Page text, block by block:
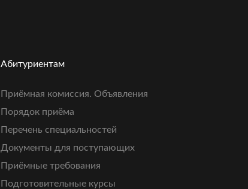
Абитуриентам
Приёмная комиссия. Объявления
Порядок приёма
Перечень специальностей
Документы для поступающих
Приёмные требования
Подготовительные курсы